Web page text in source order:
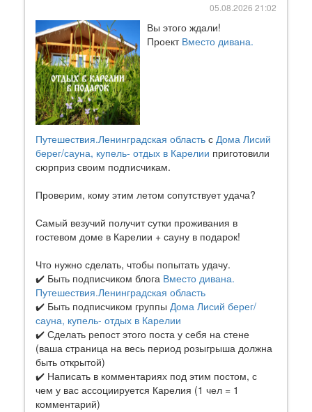
05.08.2026 21:02
Вы этого ждали!
Проект Вместо дивана.
Путешествия.Ленинградская область с Дома Лисий
берег/сауна, купель- отдых в Карелии приготовили
сюрприз своим подписчикам.
Проверим, кому этим летом сопутствует удача?
Самый везучий получит сутки проживания в
гостевом доме в Карелии + сауну в подарок!
Что нужно сделать, чтобы попытать удачу.
✔️ Быть подписчиком блога Вместо дивана.
Путешествия.Ленинградская область
✔️ Быть подписчиком группы Дома Лисий берег/
сауна, купель- отдых в Карелии
✔️ Сделать репост этого поста у себя на стене
(ваша страница на весь период розыгрыша должна
быть открытой)
✔️ Написать в комментариях под этим постом, с
чем у вас ассоциируется Карелия (1 чел = 1
комментарий)